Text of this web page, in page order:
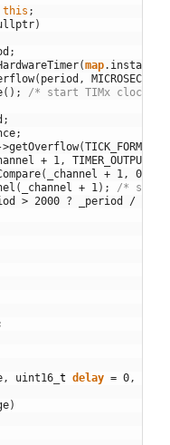
this ;
)
;
(map. instance
( period ,
( ) ;
/* start TIMx clock */
;
;
>getOverflow(TICK_FORMAT
+ 1,
( _channel + 1, 0
( _channel + 1) ;
/* start
> 2000 ? _period /
, uint16 t delay = 0,
)